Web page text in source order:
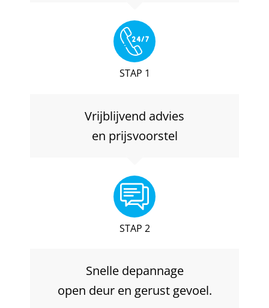
STAP 1
Vrijblijvend advies
en prijsvoorstel
STAP 2
Snelle depannage
open deur en gerust gevoel.